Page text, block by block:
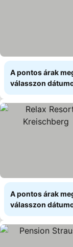
A pontos árak
válasszon
A pontos árak
válasszon